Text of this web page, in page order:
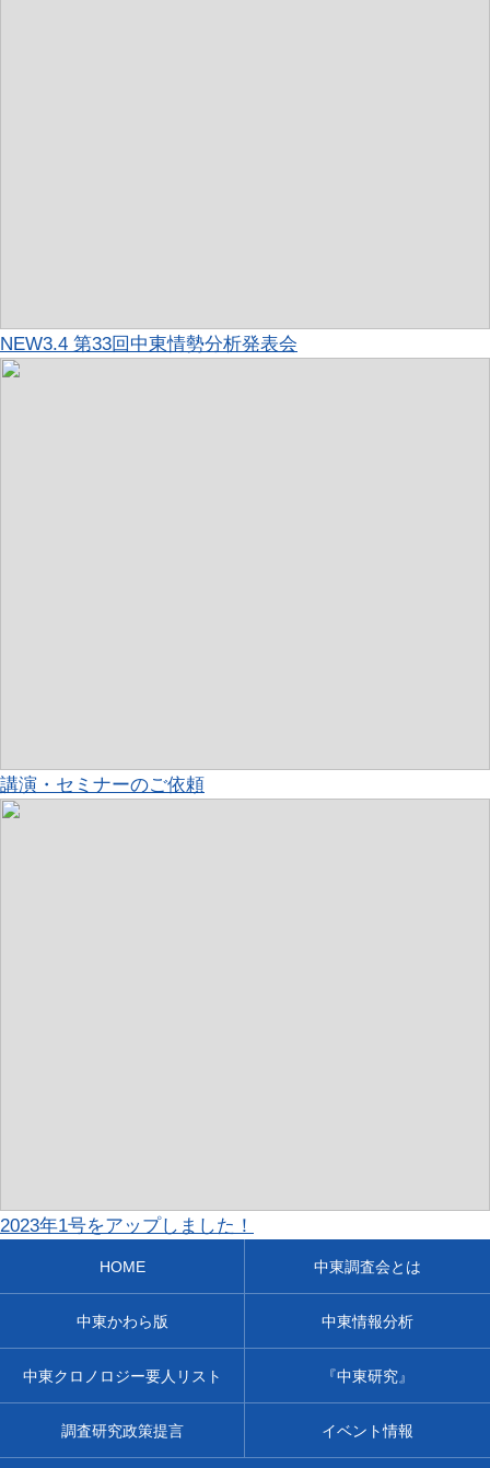
NEW3.4 第33回中東情勢分析発表会
講演・セミナーのご依頼
2023年1号をアップしました！
HOME 中東調査会とは
中東かわら版 中東情報分析
中東クロノロジー要人リスト 『中東研究』
調査研究政策提言 イベント情報